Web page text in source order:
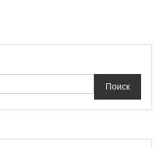
Поиск